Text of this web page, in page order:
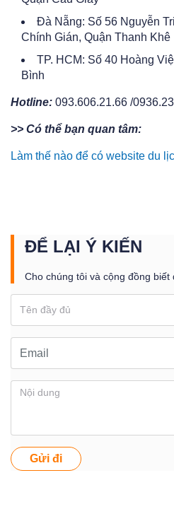
Đà Nẵng: Số 56 Nguyễn
Chính Gián, Quận Thanh Khê
TP. HCM: Số 40 Hoàng
Bình
Hotline: 093.606.21.66 /
>> Có thể bạn quan tâm:
Làm thế nào để có website du
ĐỂ LẠI Ý KIẾN
Cho chúng tôi và cộng đồng biết
Gửi đi